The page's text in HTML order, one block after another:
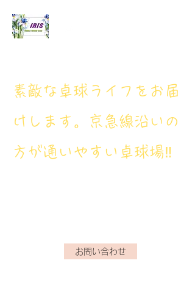
​素敵な卓球ライフをお届
けします。京急線沿いの
方が通いやすい卓球場‼
お問い合わせ